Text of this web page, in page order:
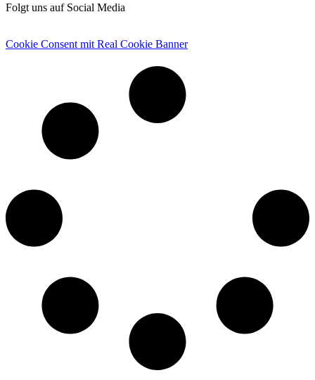
Folgt uns auf Social Media
Cookie Consent mit Real Cookie Banner